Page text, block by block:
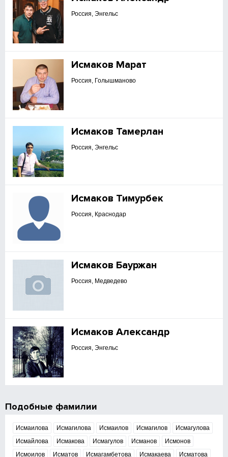
Россия, Энгельс
Исмаков Марат
Россия, Голышманово
Исмаков Тамерлан
Россия, Энгельс
Исмаков Тимурбек
Россия, Краснодар
Исмаков Бауржан
Россия, Медведево
Исмаков Александр
Россия, Энгельс
Подобные фамилии
Исмаилова Исмагилова Исмаилов Исмагилов
Исмагулова
Исмайлова
Исмакова Исмагулов Исманов
Исмонов
Исмоилов
Исматов Исмагамбетова Исмакаева Исматова